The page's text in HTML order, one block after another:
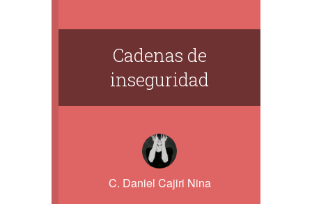
Cadenas de
inseguridad
C. Daniel Cajiri Nina